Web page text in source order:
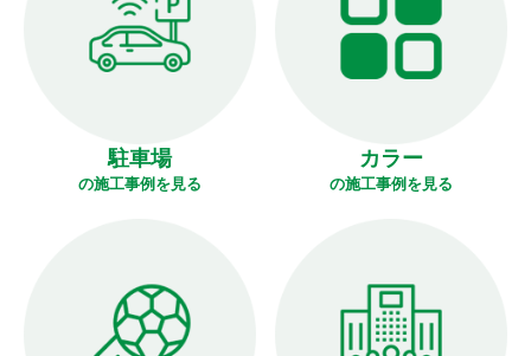
駐車場
の施工事例を見る
カラー
の施工事例を見る